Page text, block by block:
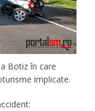
Botiz în care
implicate.